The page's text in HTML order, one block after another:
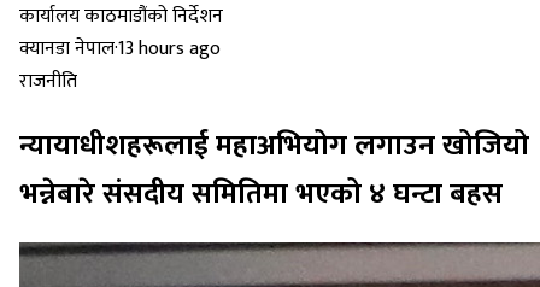
क्यानडा नेपाल·13 hours ago
राजनीति
न्यायाधीशहरूलाई महाअभियोग लगाउन खोजियो
भन्नेबारे संसदीय समितिमा भएको ४ घन्टा बहस